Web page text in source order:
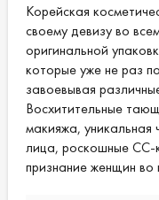
Корейская
своему девизу во
оригинальной
которые уже не раз
завоевывая
Восхитительные
макияжа,
лица, роскошные CC-
признание женщин во